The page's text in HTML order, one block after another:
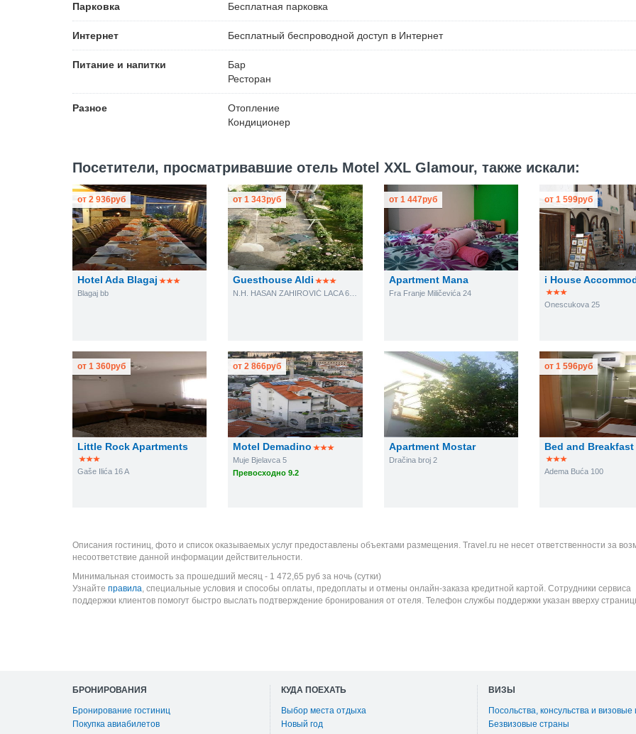
Парковка Бесплатная парковка
Интернет Бесплатный беспроводной доступ в Интернет
Питание и напитки
Бар
Ресторан
Разное
Отопление
Кондиционер
Посетители, просматривавшие отель Motel XXL Glamour, также искали:
Hotel Ada Blagaj
Blagaj bb
от 2 936руб
Guesthouse Aldi
от1 343руб
Apartment Mana
Fra Franje Miličevića 24
от 1 447руб
i House
Onescukova 25
от1 599руб
Little Rock Apartments
Gaše Ilića 16 A
от 1 360руб
Motel Demadino
Muje Bjelavca 5
Превосходно 9.2
от2 866руб
Apartment Mostar
Dračina broj 2
Bed and
Adema Buća 100
от1 596руб
Описания гостиниц, фото и список оказываемых услуг предоставлены объектами размещения. Travel.ru не несет ответственности за
несоответствие данной информации действительности.
Минимальная стоимость за прошедший месяц - 1 472,65 руб за ночь (сутки)
Узнайте правила, специальные условия и способы оплаты, предоплаты и отмены онлайн-заказа кредитной картой. Сотрудники сервиса
поддержки клиентов помогут быстро выслать подтверждение бронирования от отеля. Телефон службы поддержки указан вверху
БРОНИРОВАНИЯ
Бронирование гостиниц
Покупка авиабилетов
КУДА ПОЕХАТЬ
Выбор места отдыха
Новый год
ВИЗЫ
Посольства, консульства и
Безвизовые страны